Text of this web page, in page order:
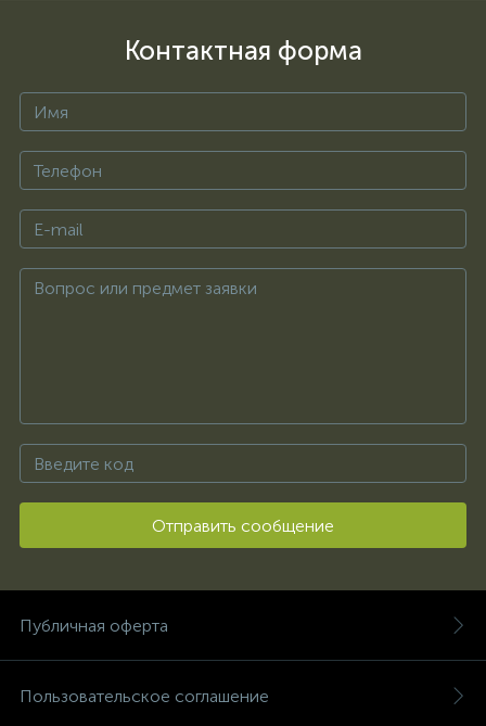
Контактная форма
Отправить сообщение
Публичная оферта
Пользовательское соглашение